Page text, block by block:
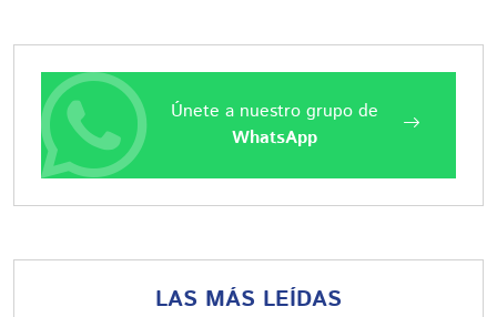
Únete a nuestro grupo de
WhatsApp
LAS MÁS LEÍDAS